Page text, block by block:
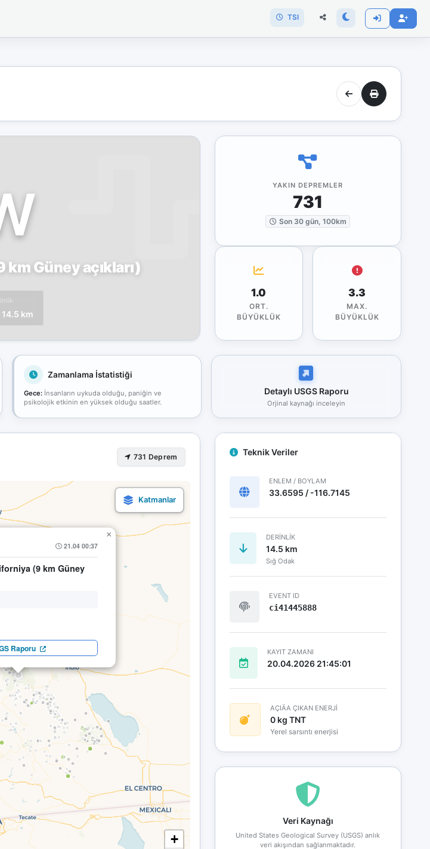
TSI
Güney açıkları)
14.5 km
YAKIN DEPREMLER
731
Son 30 gün, 100km
1.0
ORT.
BÜYÜKLÜK
3.3
MAX.
BÜYÜKLÜK
Zamanlama İstatistiği
Gece:İnsanların uykuda olduğu, paniğin ve
psikolojik etkinin en yüksek olduğu saatler.
Detaylı USGS Raporu
Orjinal kaynağı inceleyin
731 Deprem
21.04 00:37
(9 km Güney
Raporu
×
+
Teknik Veriler
ENLEM / BOYLAM
33.6595 / -116.7145
DERINLIK
14.5 km
Sığ Odak
EVENT ID
ci41445888
KAYIT ZAMANI
20.04.2026 21:45:01
AÇIÄA ÇIKAN ENERJİ
0 kg TNT
Yerel sarsıntı enerjisi
Veri Kaynağı
United States Geological Survey (USGS) anlık
veri akışından sağlanmaktadır.